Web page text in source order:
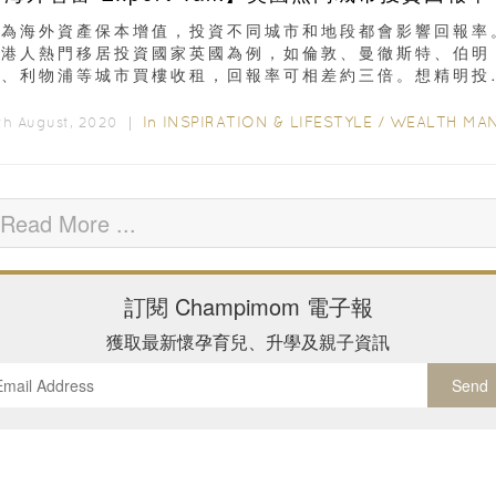
海外資產保本增值，投資不同城市和地段都會影響回報率
人熱門移居投資國家英國為例，如倫敦、曼徹斯特、伯明
利物浦等城市買樓收租，回報率可相差約三倍。想精明投
August, 2020 ｜ In INSPIRATION & LIFESTYLE / WEALTH MANAGEMENT
Read More ...
訂閱 Champimom 電子報
獲取最新懷孕育兒、升學及親子資訊
Send